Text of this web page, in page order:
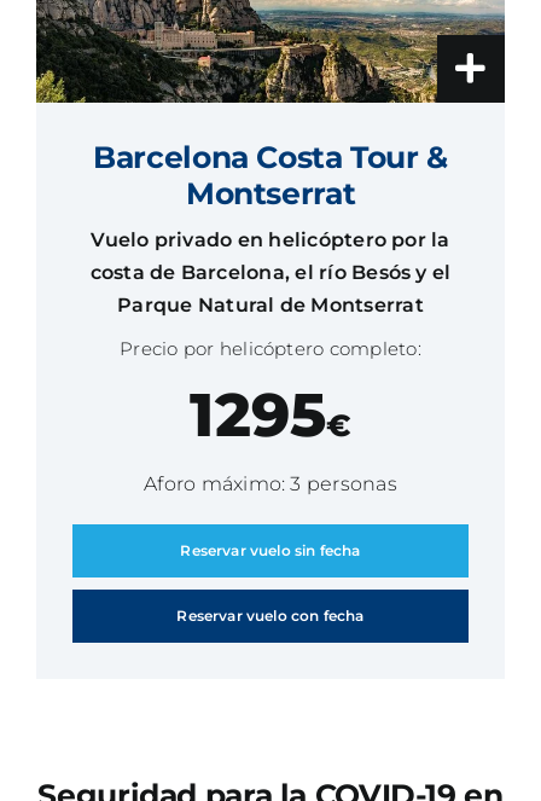
Barcelona Costa Tour &
Montserrat
Vuelo privado en helicóptero por la
costa de Barcelona, el río Besós y el
Parque Natural de Montserrat
Precio por helicóptero completo:
1295€
Aforo máximo: 3 personas
Reservar vuelo sin fecha
Reservar vuelo con fecha